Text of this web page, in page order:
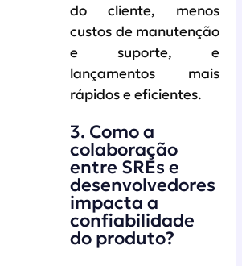
do cliente, menos
custos de manutenção
e suporte, e
lançamentos mais
rápidos e eficientes.
3. Como a
colaboração
entre SREs e
desenvolvedores
impacta a
confiabilidade
do produto?